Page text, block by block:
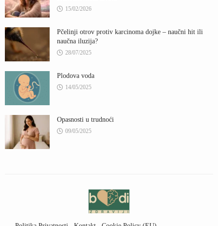
15/02/2026
Pčelinji otrov protiv karcinoma dojke – naučni hit ili
naučna iluzija?
28/07/2025
Plodova voda
14/05/2025
Opasnosti u trudnoći
09/05/2025